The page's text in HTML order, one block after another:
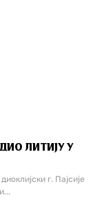
ЛИТИЈУ У
г. Пајсије